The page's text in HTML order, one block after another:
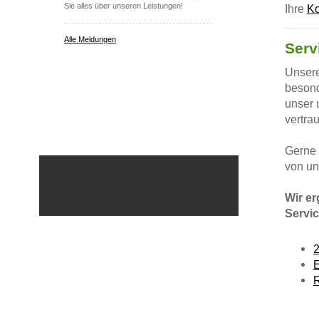
Sie alles über unseren Leistungen!
Alle Meldungen
Ihre
unser
von
Wir